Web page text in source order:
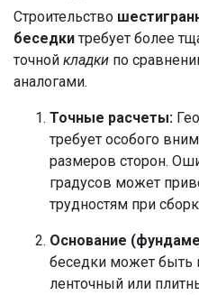
Строительство
беседки требует более
точной кладки по
аналогами.
Точные расчеты:
требует особого
размеров сторон.
градусов может
трудностям при
Основание
беседки может быть
ленточный или